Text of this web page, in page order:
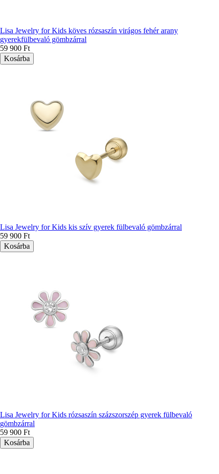
Lisa Jewelry for Kids köves rózsaszín virágos fehér arany
gyerekfülbevaló gömbzárral
59 900 Ft
Lisa Jewelry for Kids kis szív gyerek fülbevaló gömbzárral
59 900 Ft
Lisa Jewelry for Kids rózsaszín százszorszép gyerek fülbevaló
gömbzárral
59 900 Ft